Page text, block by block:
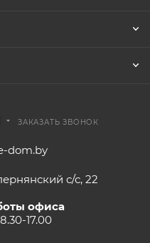
ЗАКАЗАТЬ ЗВОНОК
dom.by
с/с, 22
офиса
17.00